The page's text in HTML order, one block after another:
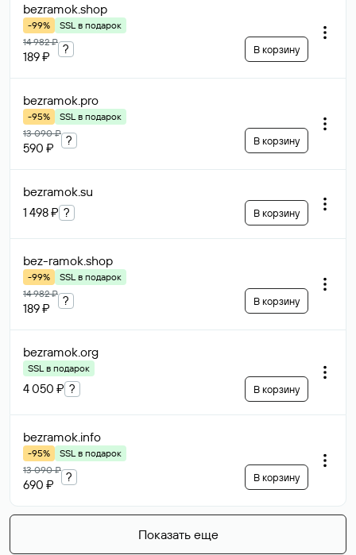
bezramok.shop
-99%
SSL в подарок
14 982 ₽
189 ₽
? В корзину
bezramok.pro
-95%
SSL в подарок
13 090 ₽
590 ₽
? В корзину
bezramok.su
1 498 ₽ ? В корзину
bez-ramok.shop
-99%
SSL в подарок
14 982 ₽
189 ₽
? В корзину
bezramok.org
SSL в подарок
4 050 ₽ ? В корзину
bezramok.info
-95%
SSL в подарок
13 090 ₽
690 ₽
? В корзину
Показать еще